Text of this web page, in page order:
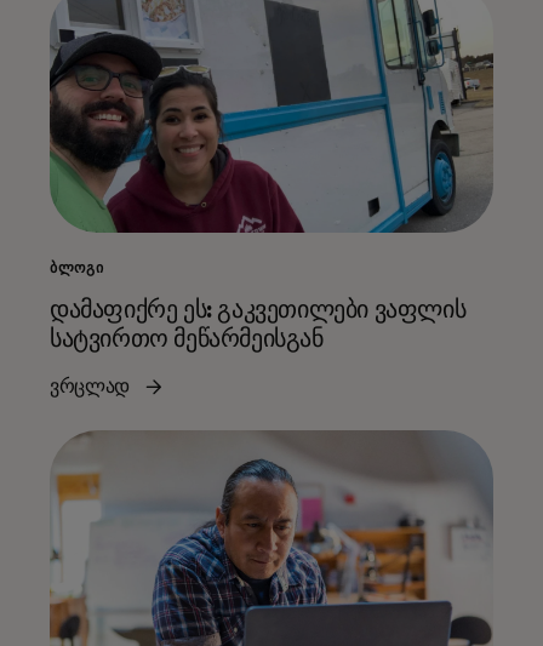
ᲑᲚᲝᲒᲘ
დამაფიქრე ეს: გაკვეთილები ვაფლის
სატვირთო მეწარმეისგან
ვრცლად